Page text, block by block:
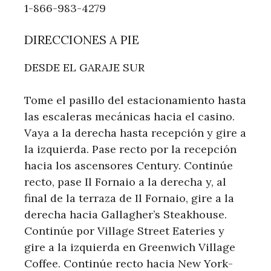
1-866-983-4279
DIRECCIONES A PIE
DESDE EL GARAJE SUR
Tome el pasillo del estacionamiento hasta
las escaleras mecánicas hacia el casino.
Vaya a la derecha hasta recepción y gire a
la izquierda. Pase recto por la recepción
hacia los ascensores Century. Continúe
recto, pase Il Fornaio a la derecha y, al
final de la terraza de Il Fornaio, gire a la
derecha hacia Gallagher’s Steakhouse.
Continúe por Village Street Eateries y
gire a la izquierda en Greenwich Village
Coffee. Continúe recto hacia New York-